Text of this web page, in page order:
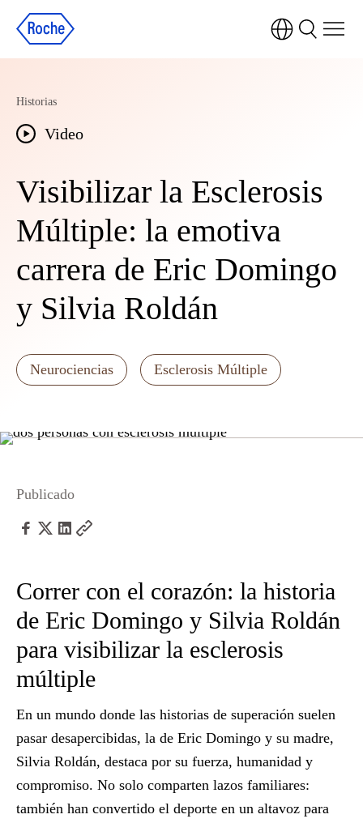
Historias
Video
Visibilizar la Esclerosis
Múltiple: la emotiva
carrera de Eric Domingo
y Silvia Roldán
Neurociencias Esclerosis Múltiple
Publicado
Correr con el corazón: la historia
de Eric Domingo y Silvia Roldán
para visibilizar la esclerosis
múltiple
En un mundo donde las historias de superación suelen
pasar desapercibidas, la de Eric Domingo y su madre,
Silvia Roldán, destaca por su fuerza, humanidad y
compromiso. No solo comparten lazos familiares:
también han convertido el deporte en un altavoz para